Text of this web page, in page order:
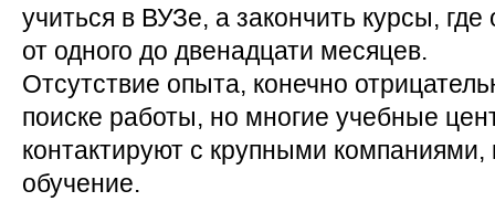
учиться в ВУЗе, а закончить курсы,
от одного до двенадцати месяцев.
Отсутствие опыта, конечно
поиске работы, но многие учебные
контактируют с крупными
обучение.